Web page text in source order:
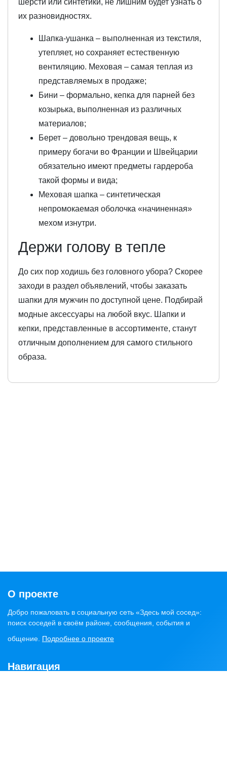
шерсти или синтетики, не лишним будет узнать о
их разновидностях.
Шапка-ушанка – выполненная из текстиля,
утепляет, но сохраняет естественную
вентиляцию. Меховая – самая теплая из
представляемых в продаже;
Бини – формально, кепка для парней без
козырька, выполненная из различных
материалов;
Берет – довольно трендовая вещь, к
примеру богачи во Франции и Швейцарии
обязательно имеют предметы гардероба
такой формы и вида;
Меховая шапка – синтетическая
непромокаемая оболочка «начиненная»
мехом изнутри.
Держи голову в тепле
До сих пор ходишь без головного убора? Скорее
заходи в раздел объявлений, чтобы заказать
шапки для мужчин по доступной цене. Подбирай
модные аксессуары на любой вкус. Шапки и
кепки, представленные в ассортименте, станут
отличным дополнением для самого стильного
образа.
О проекте
Добро пожаловать в социальную сеть «Здесь мой сосед»:
поиск соседей в своём районе, сообщения, события и
общение. Подробнее о проекте
Навигация